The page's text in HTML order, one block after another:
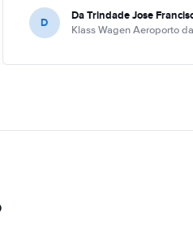
D Da Trindade Jose
Klass Wagen Aeroporto